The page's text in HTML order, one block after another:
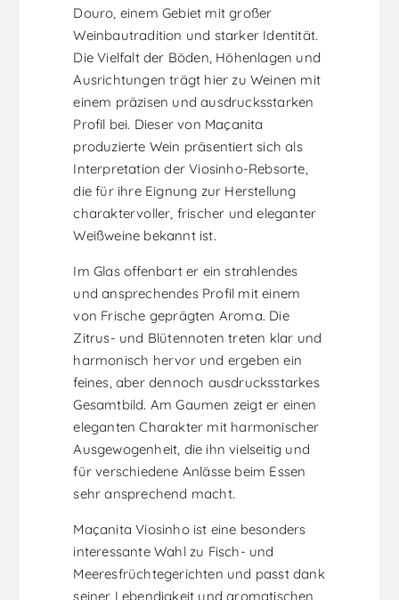
Douro, einem Gebiet mit großer
Weinbautradition und starker Identität.
Die Vielfalt der Böden, Höhenlagen und
Ausrichtungen trägt hier zu Weinen mit
einem präzisen und ausdrucksstarken
Profil bei. Dieser von Maçanita
produzierte Wein präsentiert sich als
Interpretation der Viosinho-Rebsorte,
die für ihre Eignung zur Herstellung
charaktervoller, frischer und eleganter
Weißweine bekannt ist.
Im Glas offenbart er ein strahlendes
und ansprechendes Profil mit einem
von Frische geprägten Aroma. Die
Zitrus- und Blütennoten treten klar und
harmonisch hervor und ergeben ein
feines, aber dennoch ausdrucksstarkes
Gesamtbild. Am Gaumen zeigt er einen
eleganten Charakter mit harmonischer
Ausgewogenheit, die ihn vielseitig und
für verschiedene Anlässe beim Essen
sehr ansprechend macht.
Maçanita Viosinho ist eine besonders
interessante Wahl zu Fisch- und
Meeresfrüchtegerichten und passt dank
seiner Lebendigkeit und aromatischen